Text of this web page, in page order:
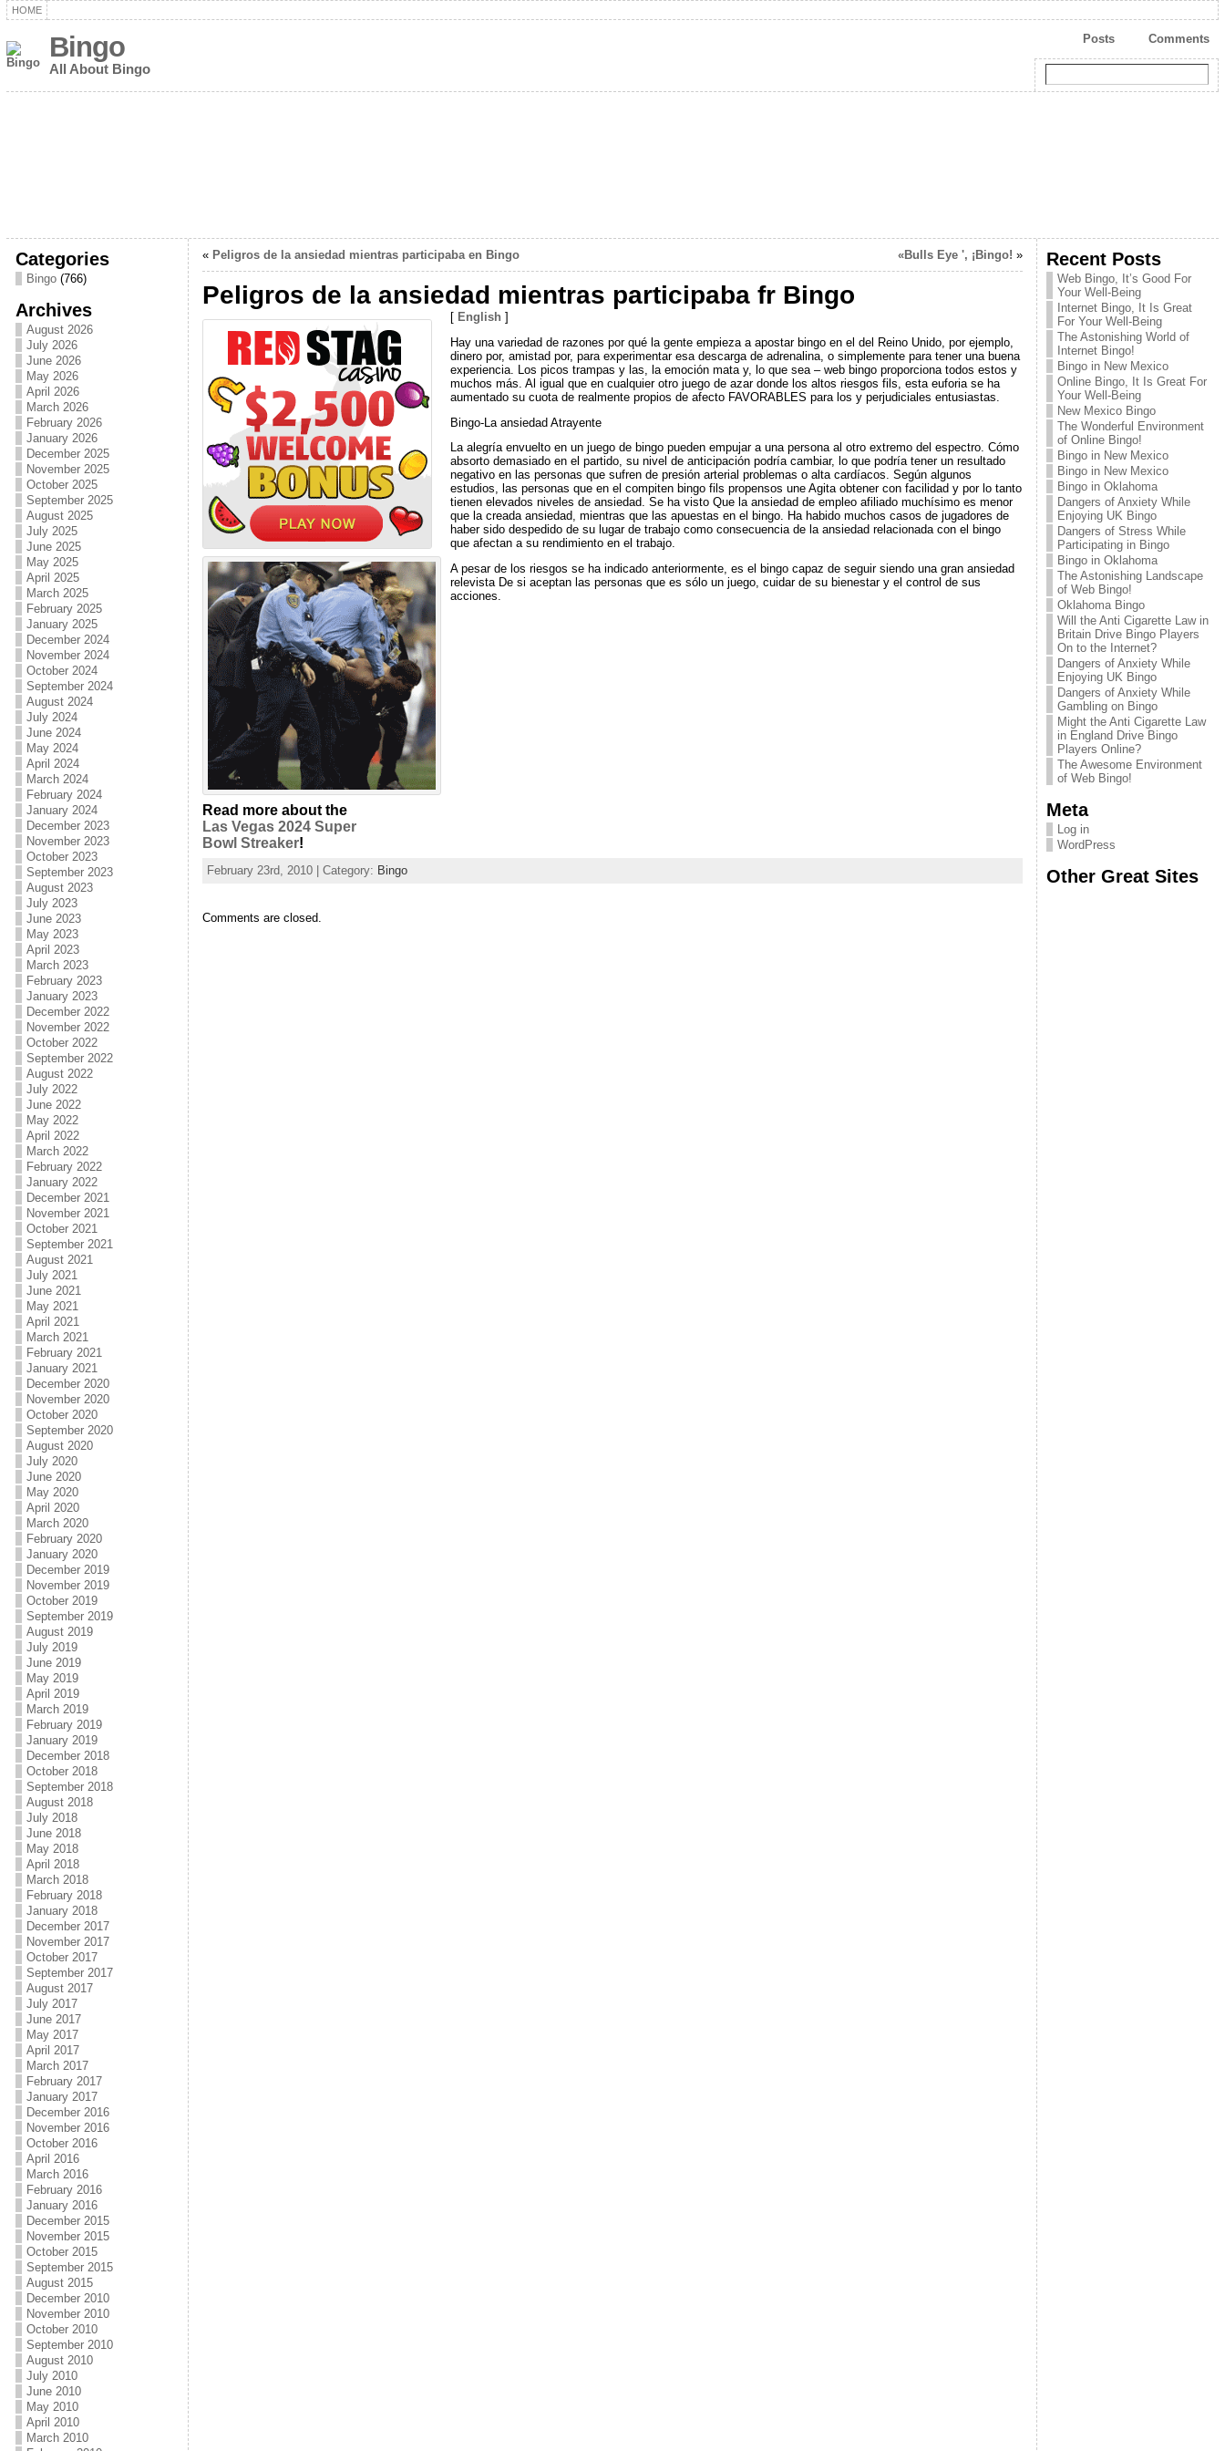
HOME
Bingo
All About Bingo
Comments
Posts
Categories
Bingo(766)
Archives
August 2026
July 2026
June 2026
May 2026
April 2026
March 2026
February 2026
January 2026
December 2025
November 2025
October 2025
September 2025
August 2025
July 2025
June 2025
May 2025
April 2025
March 2025
February 2025
January 2025
December 2024
November 2024
October 2024
September 2024
August 2024
July 2024
June 2024
May 2024
April 2024
March 2024
February 2024
January 2024
December 2023
November 2023
October 2023
September 2023
August 2023
July 2023
June 2023
May 2023
April 2023
March 2023
February 2023
January 2023
December 2022
November 2022
October 2022
September 2022
August 2022
July 2022
June 2022
May 2022
April 2022
March 2022
February 2022
January 2022
December 2021
November 2021
October 2021
September 2021
August 2021
July 2021
June 2021
May 2021
April 2021
March 2021
February 2021
January 2021
December 2020
November 2020
October 2020
September 2020
August 2020
July 2020
June 2020
May 2020
April 2020
March 2020
February 2020
January 2020
December 2019
November 2019
October 2019
September 2019
August 2019
July 2019
June 2019
May 2019
April 2019
March 2019
February 2019
January 2019
December 2018
October 2018
September 2018
August 2018
July 2018
June 2018
May 2018
April 2018
March 2018
February 2018
January 2018
December 2017
November 2017
October 2017
September 2017
August 2017
July 2017
June 2017
May 2017
April 2017
March 2017
February 2017
January 2017
December 2016
November 2016
October 2016
April 2016
March 2016
February 2016
January 2016
December 2015
November 2015
October 2015
September 2015
August 2015
December 2010
November 2010
October 2010
September 2010
August 2010
July 2010
June 2010
May 2010
April 2010
March 2010
« Peligros de la ansiedad mientras participaba en Bingo «Bulls Eye ', ¡Bingo! »
Peligros de la ansiedad mientras participaba fr Bingo
Read more about the
Las Vegas 2024 Super
Bowl Streaker!
[ English ]
Hay una variedad de razones por qué la gente empieza a apostar bingo en el del Reino Unido, por ejemplo,
dinero por, amistad por, para experimentar esa descarga de adrenalina, o simplemente para tener una buena
experiencia. Los picos trampas y las, la emoción mata y, lo que sea – web bingo proporciona todos estos y
muchos más. Al igual que en cualquier otro juego de azar donde los altos riesgos fils, esta euforia se ha
aumentado su cuota de realmente propios de afecto FAVORABLES para los y perjudiciales entusiastas.
Bingo-La ansiedad Atrayente
La alegría envuelto en un juego de bingo pueden empujar a una persona al otro extremo del espectro. Cómo
absorto demasiado en el partido, su nivel de anticipación podría cambiar, lo que podría tener un resultado
negativo en las personas que sufren de presión arterial problemas o alta cardíacos. Según algunos
estudios, las personas que en el compiten bingo fils propensos une Agita obtener con facilidad y por lo tanto
tienen elevados niveles de ansiedad. Se ha visto Que la ansiedad de empleo afiliado muchísimo es menor
que la creada ansiedad, mientras que las apuestas en el bingo. Ha habido muchos casos de jugadores de
haber sido despedido de su lugar de trabajo como consecuencia de la ansiedad relacionada con el bingo
que afectan a su rendimiento en el trabajo.
A pesar de los riesgos se ha indicado anteriormente, es el bingo capaz de seguir siendo una gran ansiedad
relevista De si aceptan las personas que es sólo un juego, cuidar de su bienestar y el control de sus
acciones.
February 23rd, 2010 | Category: Bingo
Comments are closed.
Recent Posts
Web Bingo, It’s Good For
Your Well-Being
Internet Bingo, It Is Great
For Your Well-Being
The Astonishing World of
Internet Bingo!
Bingo in New Mexico
Online Bingo, It Is Great For
Your Well-Being
New Mexico Bingo
The Wonderful Environment
of Online Bingo!
Bingo in New Mexico
Bingo in New Mexico
Bingo in Oklahoma
Dangers of Anxiety While
Enjoying UK Bingo
Dangers of Stress While
Participating in Bingo
Bingo in Oklahoma
The Astonishing Landscape
of Web Bingo!
Oklahoma Bingo
Will the Anti Cigarette Law in
Britain Drive Bingo Players
On to the Internet?
Dangers of Anxiety While
Enjoying UK Bingo
Dangers of Anxiety While
Gambling on Bingo
Might the Anti Cigarette Law
in England Drive Bingo
Players Online?
The Awesome Environment
of Web Bingo!
Meta
Log in
WordPress
Other Great Sites